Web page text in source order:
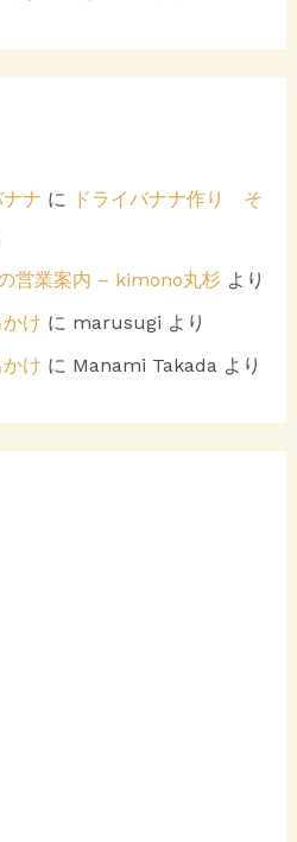
ナ に ドライバナナ作り そ
営業案内 – kimono丸杉より
け に marusugi より
け に Manami Takadaより